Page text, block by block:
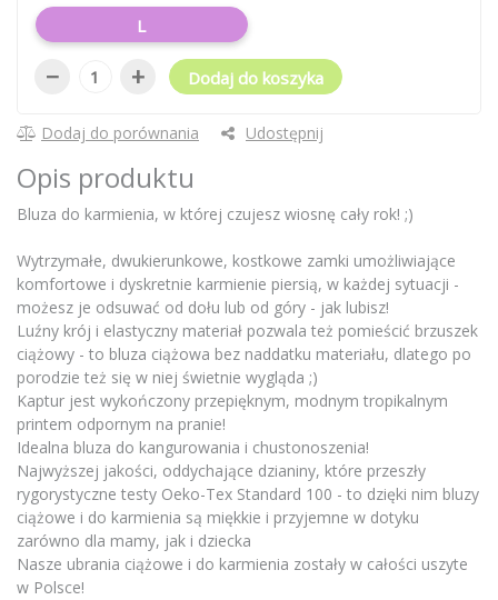
L
− + Dodaj do koszyka
Dodaj do porównania Udostępnij
Opis produktu
Bluza do karmienia, w której czujesz wiosnę cały rok! ;)
Wytrzymałe, dwukierunkowe, kostkowe zamki umożliwiające
komfortowe i dyskretnie karmienie piersią, w każdej sytuacji -
możesz je odsuwać od dołu lub od góry - jak lubisz!
Luźny krój i elastyczny materiał pozwala też pomieścić brzuszek
ciążowy - to bluza ciążowa bez naddatku materiału, dlatego po
porodzie też się w niej świetnie wygląda ;)
Kaptur jest wykończony przepięknym, modnym tropikalnym
printem odpornym na pranie!
Idealna bluza do kangurowania i chustonoszenia!
Najwyższej jakości, oddychające dzianiny, które przeszły
rygorystyczne testy Oeko-Tex Standard 100 - to dzięki nim bluzy
ciążowe i do karmienia są miękkie i przyjemne w dotyku
zarówno dla mamy, jak i dziecka
Nasze ubrania ciążowe i do karmienia zostały w całości uszyte
w Polsce!